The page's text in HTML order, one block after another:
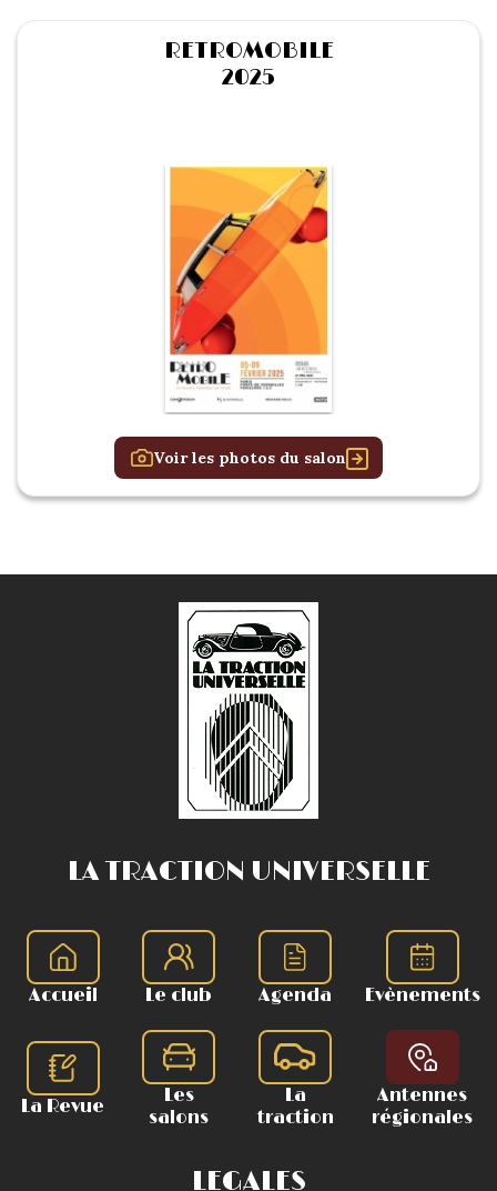
RETROMOBILE
2025
Voir les photos du salon
LA TRACTION UNIVERSELLE
Accueil Le club Agenda Evènements
La Revue
Les
salons
La
traction
Antennes
régionales
LEGALES